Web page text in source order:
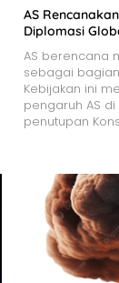
AS
Diplomasi
AS berencana
sebagai
Kebijakan ini
pengaruh AS di
penutupan